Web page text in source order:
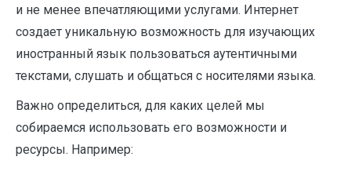
и не менее впечатляющими услугами. Интернет
создает уникальную возможность для изучающих
иностранный язык пользоваться аутентичными
текстами, слушать и общаться с носителями языка.
Важно определиться, для каких целей мы
собираемся использовать его возможности и
ресурсы. Например: